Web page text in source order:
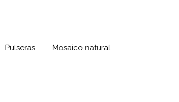
Pulseras Mosaico natural